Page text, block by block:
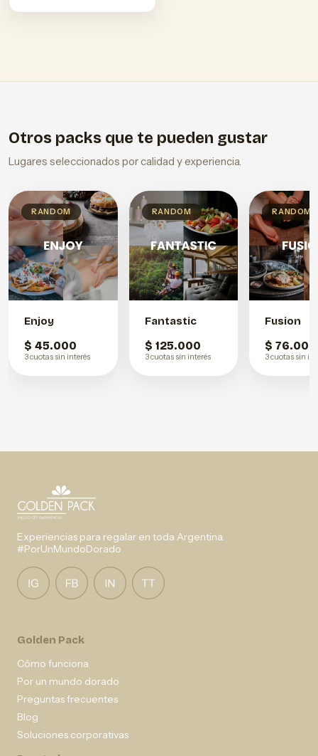
Otros packs que te pueden gustar
Lugares seleccionados por calidad y experiencia.
RANDOM
Enjoy
$ 45.000
3 cuotas sin interés
RANDOM
Fantastic
$ 125.000
3 cuotas sin interés
RANDOM
Fusion
$ 76.000
3 cuotas sin
Experiencias para regalar en toda Argentina.
#PorUnMundoDorado
Golden Pack
Cómo funciona
Por un mundo dorado
Preguntas frecuentes
Blog
Soluciones corporativas